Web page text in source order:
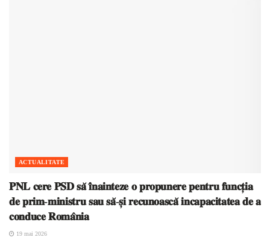
ACTUALITATE
𝐏𝐍𝐋 𝐜𝐞𝐫𝐞 𝐏𝐒𝐃 𝐬𝐚̆ 𝐢̂𝐧𝐚𝐢𝐧𝐭𝐞𝐳𝐞 𝐨 𝐩𝐫𝐨𝐩𝐮𝐧𝐞𝐫𝐞 𝐩𝐞𝐧𝐭𝐫𝐮 𝐟𝐮𝐧𝐜𝐭̦𝐢𝐚
𝐝𝐞 𝐩𝐫𝐢𝐦-𝐦𝐢𝐧𝐢𝐬𝐭𝐫𝐮 𝐬𝐚𝐮 𝐬𝐚̆-𝐬̦𝐢 𝐫𝐞𝐜𝐮𝐧𝐨𝐚𝐬𝐜𝐚̆ 𝐢𝐧𝐜𝐚𝐩𝐚𝐜𝐢𝐭𝐚𝐭𝐞𝐚 𝐝𝐞 𝐚
𝐜𝐨𝐧𝐝𝐮𝐜𝐞 𝐑𝐨𝐦𝐚̂𝐧𝐢𝐚
19 mai 2026